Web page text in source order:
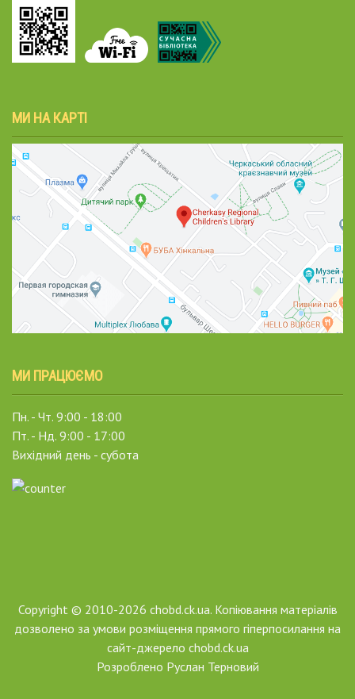
МИ НА КАРТІ
МИ ПРАЦЮЄМО
Пн. - Чт. 9:00 - 18:00
Пт. - Нд. 9:00 - 17:00
Вихідний день - субота
Copyright © 2010-2026 chobd.ck.ua. Копіювання матеріалів
дозволено за умови розміщення прямого гіперпосилання на
сайт-джерело chobd.ck.ua
Розроблено Руслан Терновий